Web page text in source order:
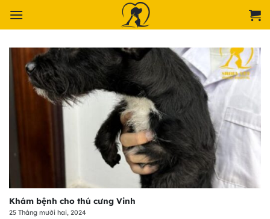
đến
Khám bệnh cho thú cưng Vinh
25 Tháng mười hai, 2024